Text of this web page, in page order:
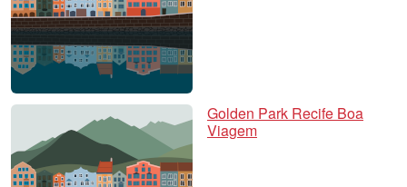
Golden Park Recife Boa
Viagem